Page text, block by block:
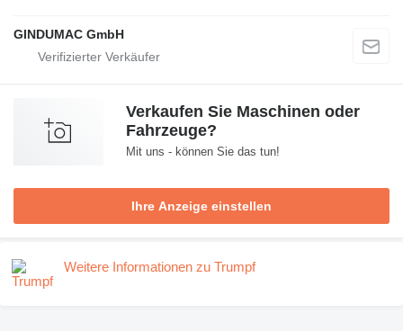
GINDUMAC GmbH
Verkaufen Sie Maschinen oder
Fahrzeuge?
Mit uns - können Sie das tun!
Ihre Anzeige einstellen
Weitere Informationen zu Trumpf